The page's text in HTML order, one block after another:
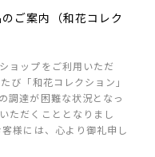
ご案内（和花コレク
ョップをご利用いただ
び「和花コレクション」
調達が困難な状況となっ
ただくこととなりまし
様には、心より御礼申し